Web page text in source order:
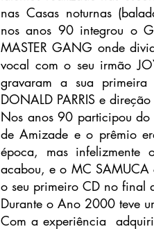
nas Casas noturnas
nos anos 90 integrou o
MASTER GANG onde
vocal com o seu irmão
gravaram a sua
DONALD PARRIS e
Nos anos 90 participou do
de Amizade e o prêmio
época, mas infelizmente
acabou, e o MC SAMUCA
o seu primeiro CD no final
Durante o Ano 2000 teve
Com a experiência